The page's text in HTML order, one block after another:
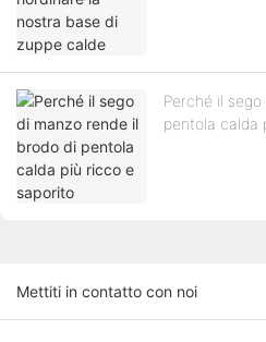
Perché il
pentola calda
Mettiti in contatto con noi